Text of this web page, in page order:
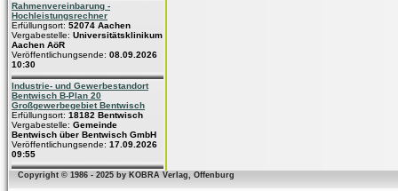
Rahmenvereinbarung -
Hochleistungsrechner
Erfüllungsort: 52074 Aachen
Vergabestelle: Universitätsklinikum
Aachen AöR
Veröffentlichungsende: 08.09.2026
10:30
Industrie- und Gewerbestandort
Bentwisch B-Plan 20
Großgewerbegebiet Bentwisch
Erfüllungsort: 18182 Bentwisch
Vergabestelle: Gemeinde
Bentwisch über Bentwisch GmbH
Veröffentlichungsende: 17.09.2026
09:55
Copyright © 1986 - 2025 by KOBRA Verlag, Offenburg